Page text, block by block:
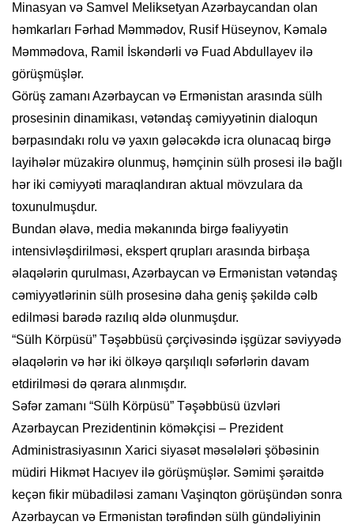
Minasyan və Samvel Meliksetyan Azərbaycandan olan
həmkarları Fərhad Məmmədov, Rusif Hüseynov, Kəmalə
Məmmədova, Ramil İskəndərli və Fuad Abdullayev ilə
görüşmüşlər.
Görüş zamanı Azərbaycan və Ermənistan arasında sülh
prosesinin dinamikası, vətəndaş cəmiyyətinin dialoqun
bərpasındakı rolu və yaxın gələcəkdə icra olunacaq birgə
layihələr müzakirə olunmuş, həmçinin sülh prosesi ilə bağlı
hər iki cəmiyyəti maraqlandıran aktual mövzulara da
toxunulmuşdur.
Bundan əlavə, media məkanında birgə fəaliyyətin
intensivləşdirilməsi, ekspert qrupları arasında birbaşa
əlaqələrin qurulması, Azərbaycan və Ermənistan vətəndaş
cəmiyyətlərinin sülh prosesinə daha geniş şəkildə cəlb
edilməsi barədə razılıq əldə olunmuşdur.
“Sülh Körpüsü” Təşəbbüsü çərçivəsində işgüzar səviyyədə
əlaqələrin və hər iki ölkəyə qarşılıqlı səfərlərin davam
etdirilməsi də qərara alınmışdır.
Səfər zamanı “Sülh Körpüsü” Təşəbbüsü üzvləri
Azərbaycan Prezidentinin köməkçisi – Prezident
Administrasiyasının Xarici siyasət məsələləri şöbəsinin
müdiri Hikmət Hacıyev ilə görüşmüşlər. Səmimi şəraitdə
keçən fikir mübadiləsi zamanı Vaşinqton görüşündən sonra
Azərbaycan və Ermənistan tərəfindən sülh gündəliyinin